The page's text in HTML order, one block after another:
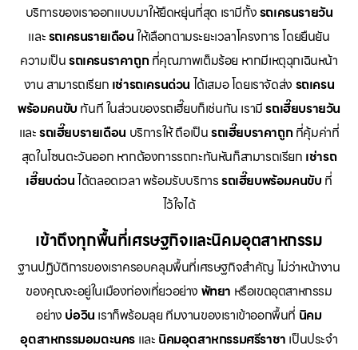
บริการของเราออกแบบมาให้ยืดหยุ่นที่สุด เรามีทั้งรถเครนรายวัน
และรถเครนรายเดือนให้เลือกตามระยะเวลาโครงการ โดยยืนยัน
ความเป็นรถเครนราคาถูกที่คุณภาพเต็มร้อย หากมีเหตุฉุกเฉินหน้า
งาน สามารถเรียก เช่ารถเครนด่วน ได้เสมอ โดยเราจัดส่ง รถเครน
พร้อมคนขับ ทันที ในส่วนของรถเฮี๊ยบก็เช่นกัน เรามีรถเฮี๊ยบรายวัน
และรถเฮี๊ยบรายเดือน บริการให้ ถือเป็นรถเฮี๊ยบราคาถูกที่คุ้มค่าที่
สุดในโซนตะวันออก หากต้องการรถกะทันหันก็สามารถเรียก เช่ารถ
เฮี๊ยบด่วนได้ตลอดเวลา พร้อมรับบริการรถเฮี๊ยบพร้อมคนขับ ที่
ไว้ใจได้
เข้าถึงทุกพื้นที่เศรษฐกิจและนิคมอุตสาหกรรม
ฐานปฏิบัติการของเราครอบคลุมพื้นที่เศรษฐกิจสำคัญ ไม่ว่าหน้างาน
ของคุณจะอยู่ในเมืองท่องเที่ยวอย่าง พัทยา หรือเขตอุตสาหกรรม
อย่าง บ่อวิน เราก็พร้อมลุย ทีมงานของเราเข้าออกพื้นที่ นิคม
อุตสาหกรรมอมตะนครและ นิคมอุตสาหกรรมศรีราชา เป็นประจำ